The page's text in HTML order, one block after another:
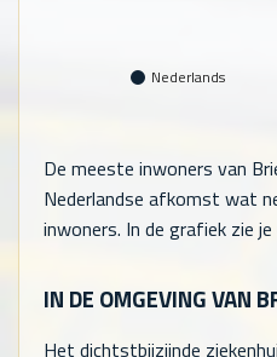
Nederlands
De meeste inwoners van
Nederlandse afkomst wat
inwoners. In de grafiek zie
IN DE OMGEVING VAN
Het dichtstbijzijnde